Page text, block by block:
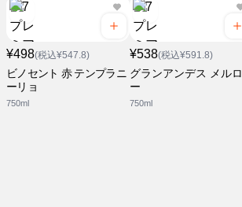
¥498(税込¥547.8)
ビノセント 赤 テンプラニ
ーリョ
750ml
¥538(税込¥591.8)
グランアンデス メルロ
ー
750ml